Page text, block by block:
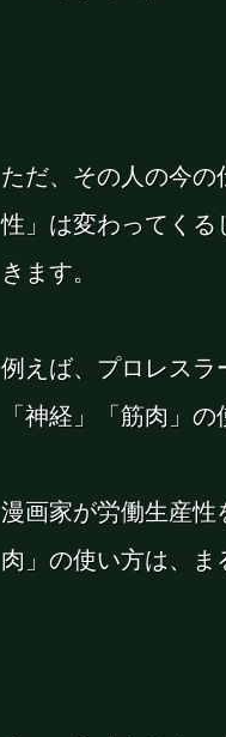
ただ、その人の今
性」は変わってくる
きます。
例えば、プロレスラ
「神経」「筋肉」の
漫画家が労働生産性
肉」の使い方は、ま